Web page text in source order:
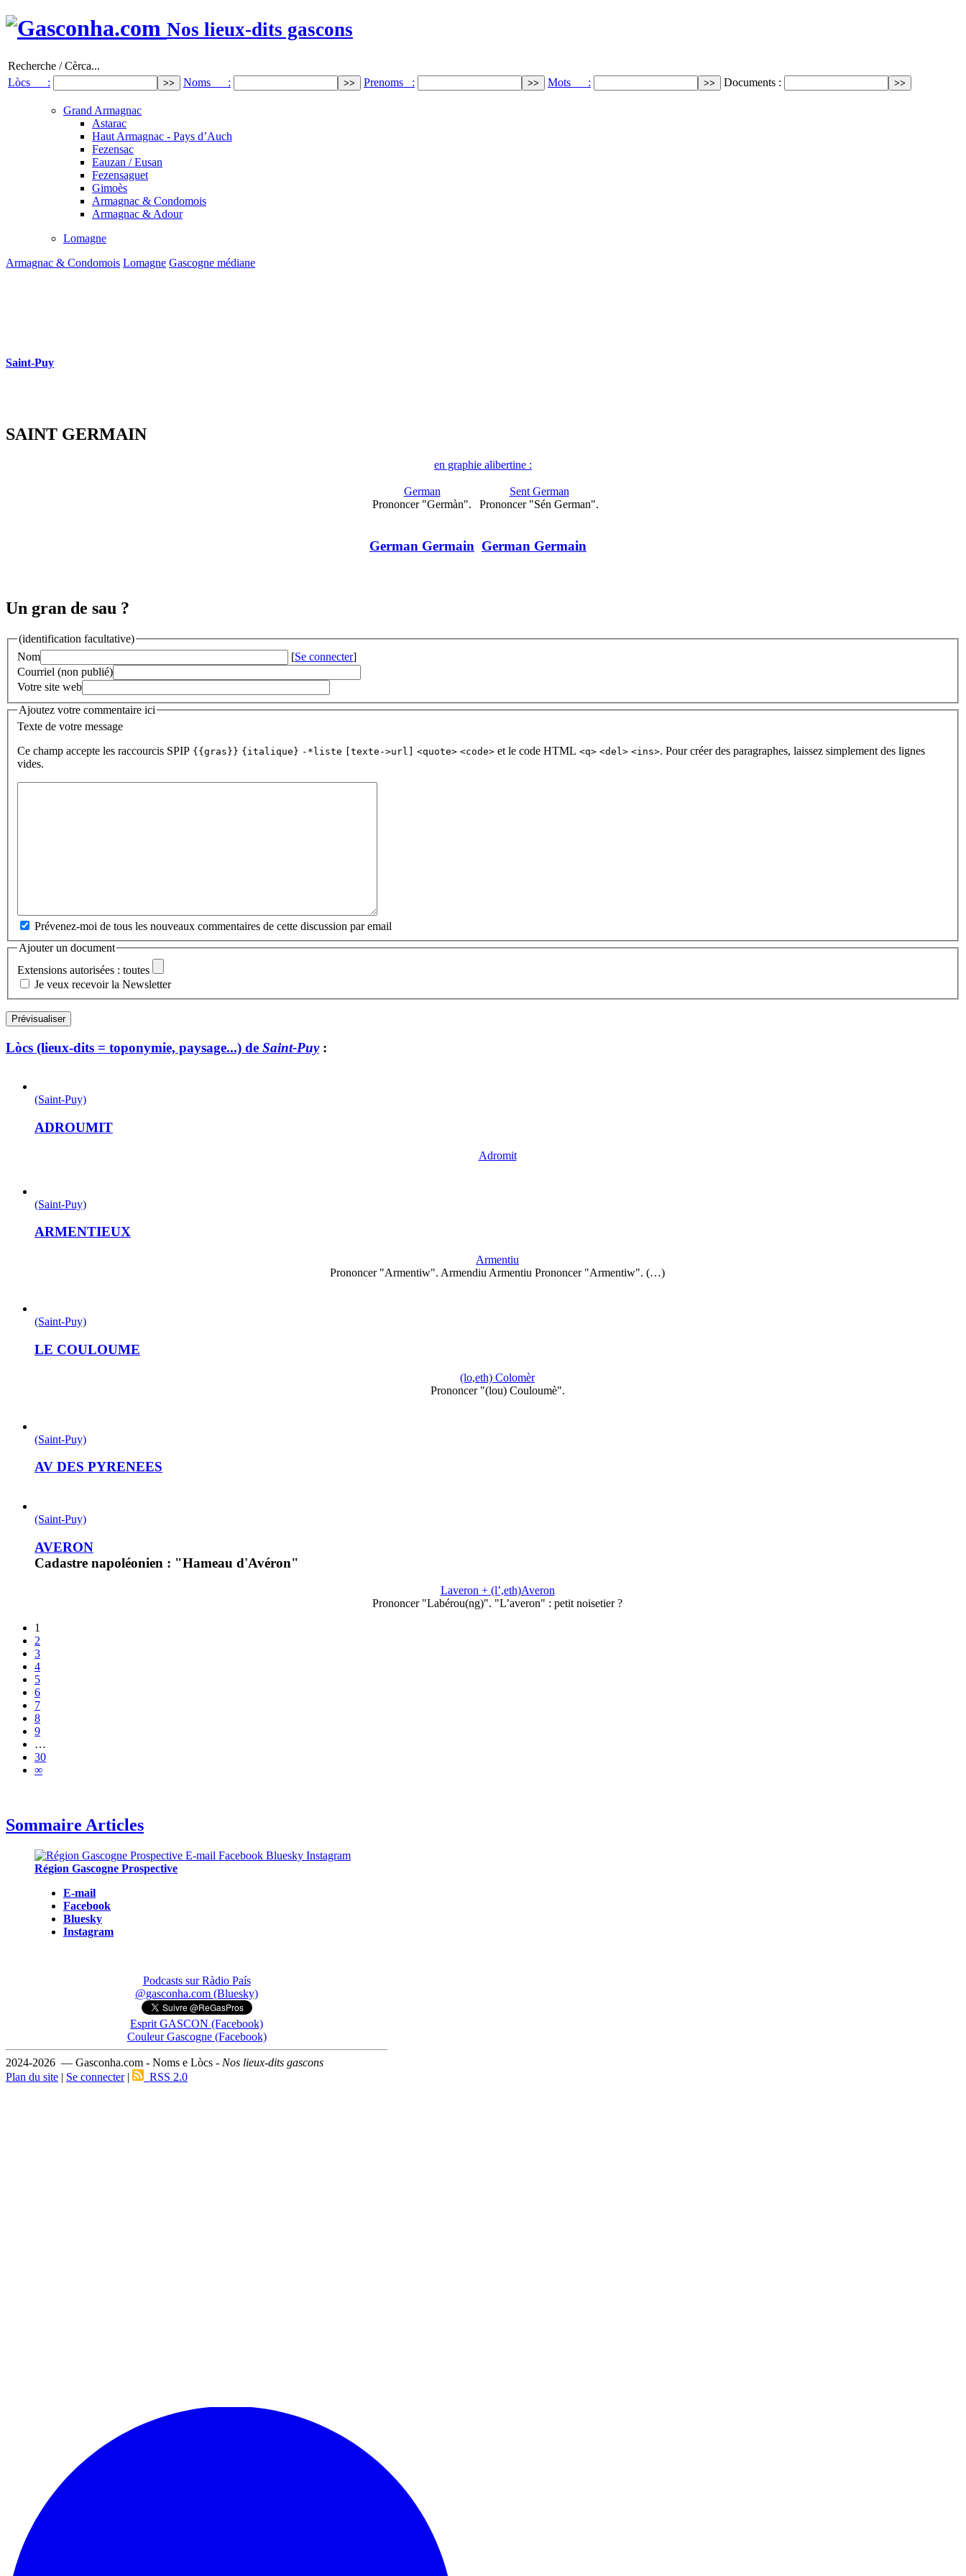
Nos lieux-dits gascons
Recherche / Cèrca...
Lòcs :
Noms : Prenoms : Mots : Documents :
Grand Armagnac
Astarac
Haut Armagnac - Pays d’Auch
Fezensac
Eauzan / Eusan
Fezensaguet
Gimoès
Armagnac & Condomois
Armagnac & Adour
Lomagne
Armagnac & Condomois Lomagne Gascogne médiane
Saint-Puy
SAINT GERMAIN
en graphie alibertine :
German
Prononcer "Germàn".
German Germain
Sent German
Prononcer "Sén German".
German Germain
Un gran de sau ?
(identification facultative)
Nom
[Se connecter]
Courriel (non publié)
Votre site web
Ajoutez votre commentaire ici
Texte de votre message
Ce champ accepte les raccourcis SPIP {{gras}} {italique} -*liste [texte->url] <quote> <code> et le code HTML <q> <del> <ins>. Pour créer des paragraphes, laissez simplement des lignes
vides.
Prévenez-moi de tous les nouveaux commentaires de cette discussion par email
Ajouter un document
Extensions autorisées : toutes
Je veux recevoir la Newsletter
Lòcs (lieux-dits = toponymie, paysage...) de Saint-Puy:
(Saint-Puy)
ADROUMIT
Adromit
(Saint-Puy)
ARMENTIEUX
Armentiu
Prononcer "Armentiw". Armendiu Armentiu Prononcer "Armentiw". (…)
(Saint-Puy)
LE COULOUME
(lo,eth) Colomèr
Prononcer "(lou) Couloumè".
(Saint-Puy)
AV DES PYRENEES
(Saint-Puy)
AVERON
Cadastre napoléonien : "Hameau d'Avéron"
Laveron + (l’,eth)Averon
Prononcer "Labérou(ng)". "L’averon" : petit noisetier ?
1
2
3
4
5
6
7
8
9
…
30
∞
Sommaire Articles
Région Gascogne Prospective
E-mail
Facebook
Bluesky
Instagram
Podcasts sur Ràdio País
@gasconha.com (Bluesky)
Esprit GASCON (Facebook)
Couleur Gascogne (Facebook)
2024-2026 — Gasconha.com - Noms e Lòcs - Nos lieux-dits gascons
Plan du site | Se connecter| RSS 2.0